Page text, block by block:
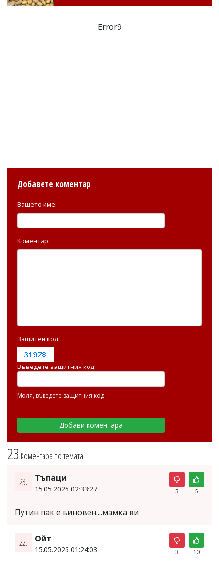
Error9
23 Коментара по темата
23. Тъпаци
15.05.2026 02:33:27 3 5
Путин пак е виновен....мамка ви
22. Ойт
15.05.2026 01:24:03 3 10
Добавете коментар
Вашето име:
Коментар:
Защитен код:
Въведете защитния код:
Моля, въведете защитния код